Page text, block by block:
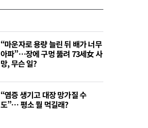
“마운자로 용량 늘린 뒤 배가 너무
아파”…장에 구멍 뚫려 73세女 사
망, 무슨 일?
“염증 생기고 대장 망가질 수
도”… 평소 뭘 먹길래?